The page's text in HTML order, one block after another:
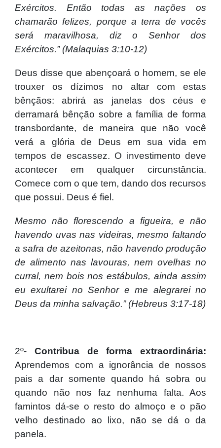
Exércitos. Então todas as nações os
chamarão felizes, porque a terra de vocês
será maravilhosa, diz o Senhor dos
Exércitos.” (Malaquias 3:10-12)
Deus disse que abençoará o homem, se ele
trouxer os dízimos no altar com estas
bênçãos: abrirá as janelas dos céus e
derramará bênção sobre a família de forma
transbordante, de maneira que não você
verá a glória de Deus em sua vida em
tempos de escassez. O investimento deve
acontecer em qualquer circunstância.
Comece com o que tem, dando dos recursos
que possui. Deus é fiel.
Mesmo não florescendo a figueira, e não
havendo uvas nas videiras, mesmo faltando
a safra de azeitonas, não havendo produção
de alimento nas lavouras, nem ovelhas no
curral, nem bois nos estábulos, ainda assim
eu exultarei no Senhor e me alegrarei no
Deus da minha salvação.” (Hebreus 3:17-18)
2º- Contribua de forma extraordinária:
Aprendemos com a ignorância de nossos
pais a dar somente quando há sobra ou
quando não nos faz nenhuma falta. Aos
famintos dá-se o resto do almoço e o pão
velho destinado ao lixo, não se dá o da
panela.